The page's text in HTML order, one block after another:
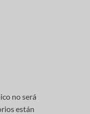
no será
están